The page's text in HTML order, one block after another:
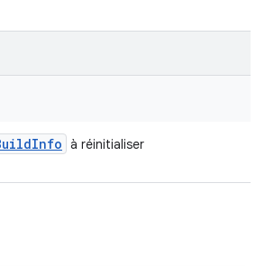
Info à réinitialiser